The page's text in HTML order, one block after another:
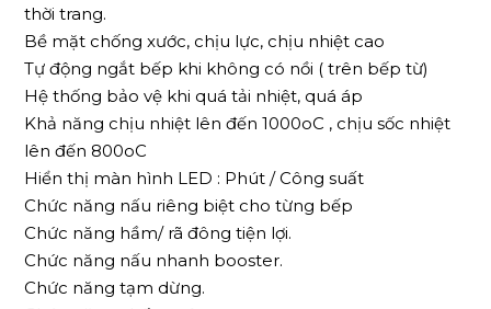
thời trang.
Bề mặt chống xước, chịu lực, chịu nhiệt cao
Tự động ngắt bếp khi không có nồi ( trên bếp từ)
Hệ thống bảo vệ khi quá tải nhiệt, quá áp
Khả năng chịu nhiệt lên đến 1000oC , chịu sốc nhiệt
lên đến 800oC
Hiển thị màn hình LED : Phút / Công suất
Chức năng nấu riêng biệt cho từng bếp
Chức năng hầm/ rã đông tiện lợi.
Chức năng nấu nhanh booster.
Chức năng tạm dừng.